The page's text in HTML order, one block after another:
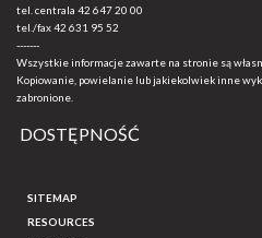
tel. centrala 42 647 20 00
tel./fax42 631 95 52
-------
Wszystkie informacje zawarte na stronie są
Kopiowanie, powielanie lub jakiekolwiek inne
zabronione.
DOSTĘPNOŚĆ
SITEMAP
RESOURCES